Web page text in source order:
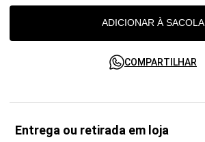
ADICIONAR À SACOLA